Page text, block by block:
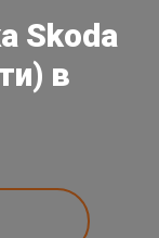
Skoda
в